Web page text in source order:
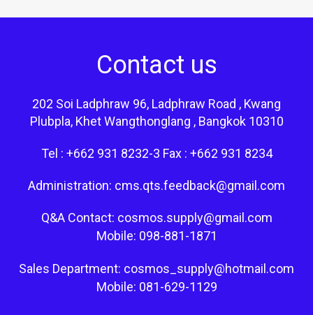
Contact us
202 Soi Ladphraw 96, Ladphraw Road , Kwang
Plubpla, Khet Wangthonglang , Bangkok 10310
Tel : +662 931 8232-3 Fax : +662 931 8234
Administration: cms.qts.feedback@gmail.com
Q&A Contact: cosmos.supply@gmail.com
Mobile: 098-881-1871
Sales Department: cosmos_supply@hotmail.com
Mobile: 081-629-1129